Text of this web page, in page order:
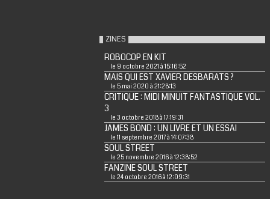
ZINES
ROBOCOP EN KIT
le 9 octobre 2021 à 15:16:52
MAIS QUI EST XAVIER DESBARATS ?
le 5 mai 2020 à 21:28:13
CRITIQUE : MIDI MINUIT FANTASTIQUE VOL.
3
le 3 octobre 2018 à 17:19:31
JAMES BOND : UN LIVRE ET UN ESSAI
le 11 septembre 2017 à 14:07:38
SOUL STREET
le 25 novembre 2016 à 12:38:52
FANZINE SOUL STREET
le 24 octobre 2016 à 12:09:31